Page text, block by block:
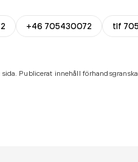
+46 705430072 tlf
Publicerat innehåll